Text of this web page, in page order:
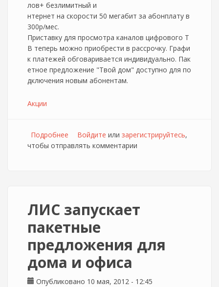
лов+ безлимитный и
нтернет на скорости 50 мегабит за абонплату в
300р/мес.
Приставку для просмотра каналов цифрового Т
В теперь можно приобрести в рассрочку. Графи
к платежей обговаривается индивидуально. Пак
етное предложение "Твой дом" доступно для по
дключения новым абонентам.
Акции
Подробнее о ЛИС обновляет параметры пакетного
предложения "Твой дом"
Войдите или зарегистрируйтесь,
чтобы отправлять комментарии
ЛИС запускает
пакетные
предложения для
дома и офиса
Опубликовано 10 мая, 2012 - 12:45